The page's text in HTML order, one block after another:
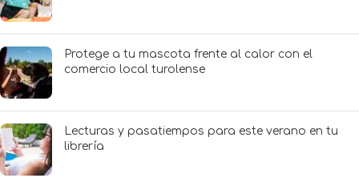
Protege a tu mascota frente al calor con el
comercio local turolense
Lecturas y pasatiempos para este verano en tu
librería